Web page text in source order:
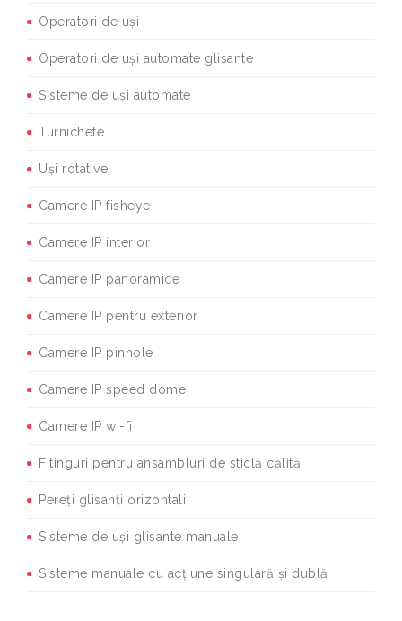
Operatori de uși
Operatori de uși automate glisante
Sisteme de uși automate
Turnichete
Uși rotative
Camere IP fisheye
Camere IP interior
Camere IP panoramice
Camere IP pentru exterior
Camere IP pinhole
Camere IP speed dome
Camere IP wi-fi
Fitinguri pentru ansambluri de sticlă călită
Pereți glisanți orizontali
Sisteme de uși glisante manuale
Sisteme manuale cu acțiune singulară și dublă